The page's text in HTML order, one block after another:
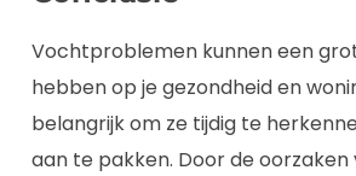
Vochtproblemen kunnen een
hebben op je gezondheid en
belangrijk om ze tijdig te
aan te pakken. Door de oorzaken